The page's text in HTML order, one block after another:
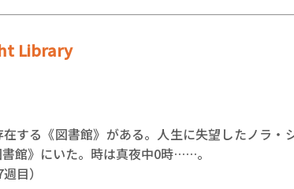
Library
する《図書館》がある。人生に失望したノラ・
館》にいた。時は真夜中0時……。
目）